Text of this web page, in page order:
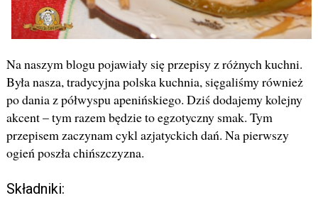
Na naszym blogu pojawiały się przepisy z różnych kuchni.
Była nasza, tradycyjna polska kuchnia, sięgaliśmy również
po dania z półwyspu apenińskiego. Dziś dodajemy kolejny
akcent – tym razem będzie to egzotyczny smak. Tym
przepisem zaczynam cykl azjatyckich dań. Na pierwszy
ogień poszła chińszczyzna.
Składniki: